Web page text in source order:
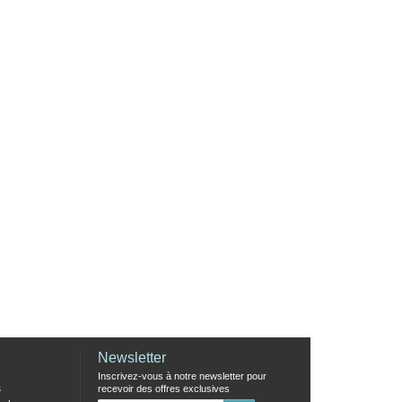
Newsletter
Inscrivez-vous à notre newsletter pour
recevoir des offres exclusives